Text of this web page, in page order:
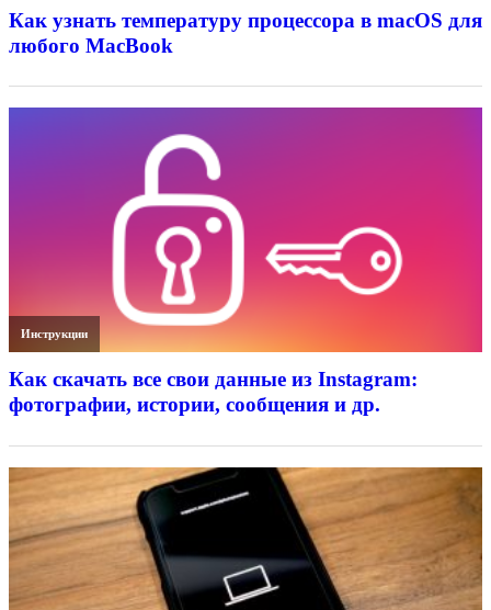
Как узнать температуру процессора в macOS для
любого MacBook
Инструкции
Как скачать все свои данные из Instagram:
фотографии, истории, сообщения и др.